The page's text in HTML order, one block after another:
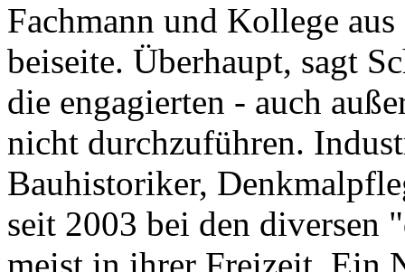
Fachmann und Kollege
beiseite. Überhaupt, sagt
die engagierten - auch
nicht durchzuführen.
Bauhistoriker,
seit 2003 bei den diversen